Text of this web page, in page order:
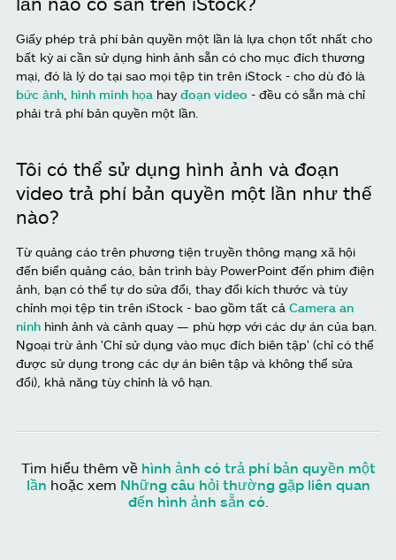
Giấy phép trả phí bản quyền một lần là lựa chọn tốt nhất cho
bất kỳ ai cần sử dụng hình ảnh sẵn có cho mục đích thương
mại, đó là lý do tại sao mọi tệp tin trên iStock - cho dù đó là
bức ảnh, hình minh họa hay đoạn video - đều có sẵn mà chỉ
phải trả phí bản quyền một lần.
Tôi có thể sử dụng hình ảnh và đoạn
video trả phí bản quyền một lần như thế
nào?
Từ quảng cáo trên phương tiện truyền thông mạng xã hội
đến biển quảng cáo, bản trình bày PowerPoint đến phim điện
ảnh, bạn có thể tự do sửa đổi, thay đổi kích thước và tùy
chỉnh mọi tệp tin trên iStock - bao gồm tất cả Camera an
ninh hình ảnh và cảnh quay — phù hợp với các dự án của bạn.
Ngoại trừ ảnh 'Chỉ sử dụng vào mục đích biên tập' (chỉ có thể
được sử dụng trong các dự án biên tập và không thể sửa
đổi), khả năng tùy chỉnh là vô hạn.
Tìm hiểu thêm về hình ảnh có trả phí bản quyền một
lần hoặc xem Những câu hỏi thường gặp liên quan
đến hình ảnh sẵn có.